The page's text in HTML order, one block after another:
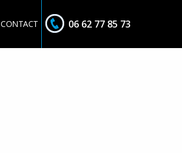
CONTACT 06 62 77 85 73